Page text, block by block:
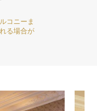
コニーま
る場合が